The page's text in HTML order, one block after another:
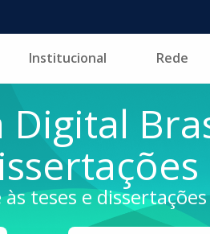
Institucional Rede
Digital
teses e